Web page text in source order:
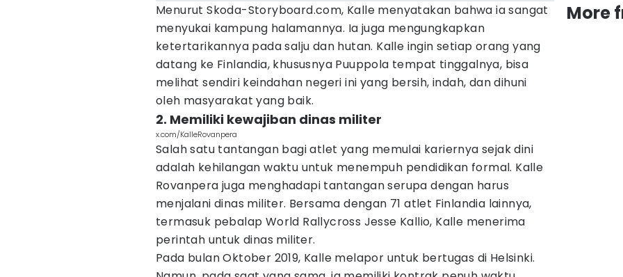
Menurut Skoda-Storyboard.com, Kalle menyatakan bahwa ia sangat
menyukai kampung halamannya. Ia juga mengungkapkan
ketertarikannya pada salju dan hutan. Kalle ingin setiap orang yang
datang ke Finlandia, khususnya Puuppola tempat tinggalnya, bisa
melihat sendiri keindahan negeri ini yang bersih, indah, dan dihuni
oleh masyarakat yang baik.
2. Memiliki kewajiban dinas militer
x.com/KalleRovanpera
Salah satu tantangan bagi atlet yang memulai kariernya sejak dini
adalah kehilangan waktu untuk menempuh pendidikan formal. Kalle
Rovanpera juga menghadapi tantangan serupa dengan harus
menjalani dinas militer. Bersama dengan 71 atlet Finlandia lainnya,
termasuk pebalap World Rallycross Jesse Kallio, Kalle menerima
perintah untuk dinas militer.
Pada bulan Oktober 2019, Kalle melapor untuk bertugas di Helsinki.
More